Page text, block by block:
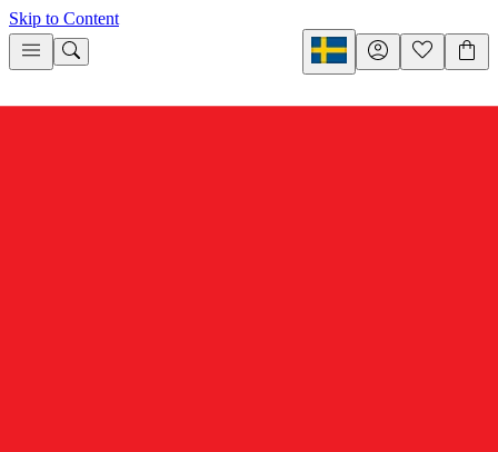
Skip to Content